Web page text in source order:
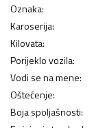
Oznaka:
Karoserija:
Kilovata:
Porijeklo vozila:
Vodi se na mene:
Oštećenje:
Boja spoljašnosti: